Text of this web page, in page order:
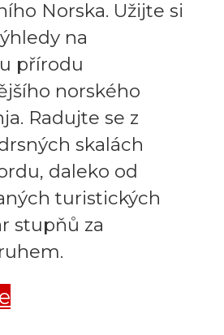
Norska. Užijte si
na
přírodu
norského
Radujte se z
skalách
daleko od
turistických
stupňů za